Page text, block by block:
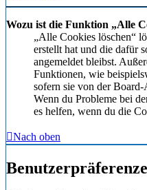
Wozu ist die Funktion „Alle
„Alle Cookies löschen“
erstellt hat und die dafür
angemeldet bleibst.
Funktionen, wie
sofern sie von der
Wenn du Probleme bei
es helfen, wenn du die
Nach oben